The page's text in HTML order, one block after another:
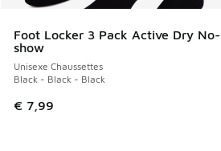
Foot Locker 3 Pack Active Dry No-
show
Unisexe Chaussettes
Black - Black - Black
€ 7,99